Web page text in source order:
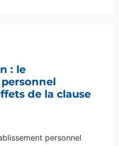
: le
de la clause
personnel